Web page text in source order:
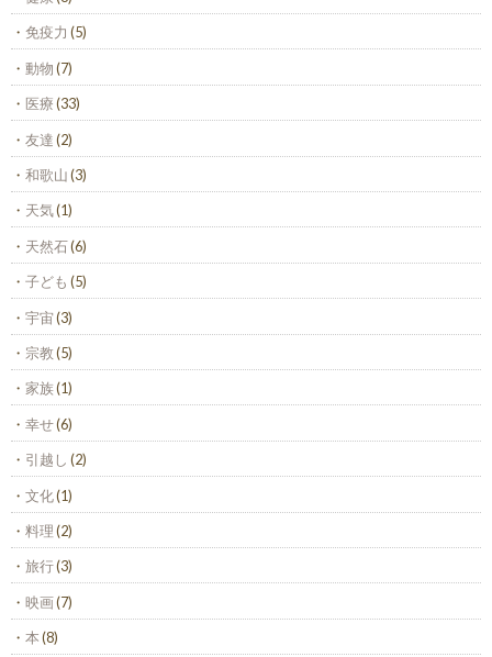
免疫力 (5)
動物(7)
医療(33)
友達(2)
和歌山(3)
天気(1)
天然石(6)
子ども (5)
宇宙(3)
宗教(5)
家族(1)
幸せ(6)
引越し (2)
文化(1)
料理(2)
旅行(3)
映画(7)
本(8)